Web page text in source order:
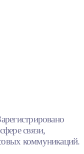
связи,
коммуникаций.